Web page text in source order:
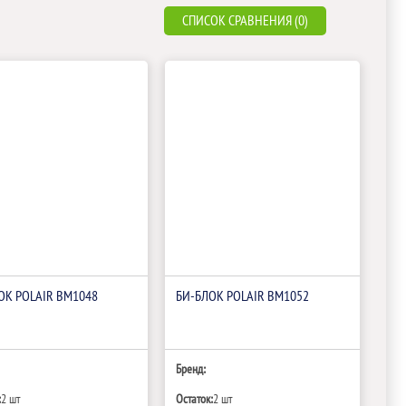
СПИСОК СРАВНЕНИЯ (0)
POLAIR BM1048
2 шт
БИ‑БЛОК POLAIR BM1052
Бренд:
Остаток:2 шт